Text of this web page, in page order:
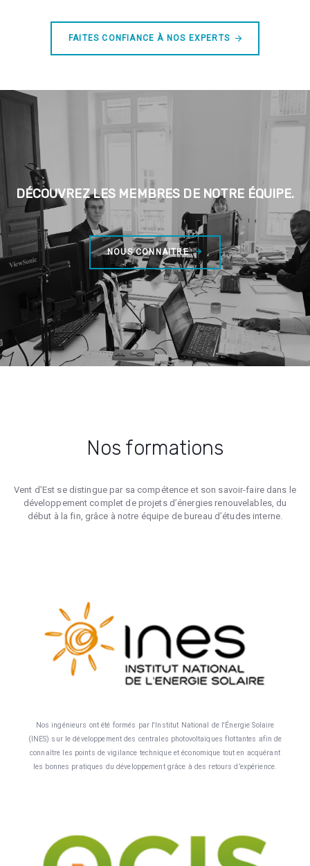
FAITES CONFIANCE À NOS EXPERTS
DÉCOUVREZ LES MEMBRES DE NOTRE ÉQUIPE.
NOUS CONNAITRE
Nos formations
Vent d’Est se distingue par sa compétence et son savoir-faire dans le
développement complet de projets d’énergies renouvelables, du
début à la fin, grâce à notre équipe de bureau d’études interne.
Nos ingénieurs ont été formés par l'Institut National de l'Énergie Solaire
(INES) sur le développement des centrales photovoltaïques flottantes afin de
connaître les points de vigilance technique et économique tout en acquérant
les bonnes pratiques du développement grâce à des retours d’expérience.